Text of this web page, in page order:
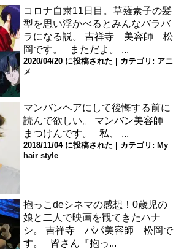
コロナ自粛11日目。草薙素子の髪
型を思い浮かべるとみんなバラバ
ラになる説。
吉祥寺 美容師 松
岡です。 まただよ。 ...
2020/04/20 に投稿された | カテゴリ: アニ
メ
マンバンヘアにして後悔する前に
読んで欲しい。
マンバン美容師
まつけんです。 私、 ...
2018/11/04 に投稿された | カテゴリ: My
hair style
抱っこdeシネマの感想！0歳児の
娘と二人で映画を観てきたハナ
シ。
吉祥寺 パパ美容師 松岡で
す。 皆さん『抱っ...